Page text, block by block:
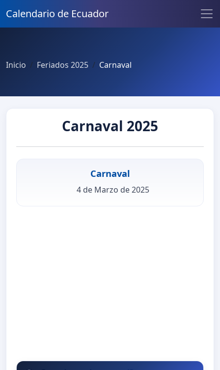
Calendario de Ecuador
Inicio Feriados 2025 Carnaval
Carnaval 2025
Carnaval
4 de Marzo de 2025